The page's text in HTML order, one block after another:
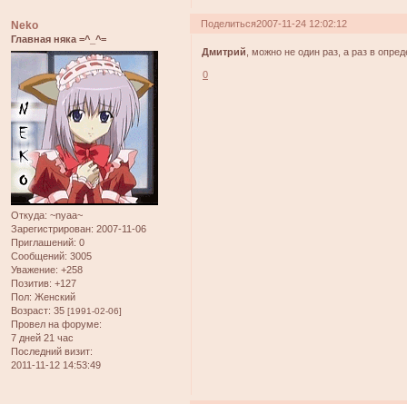
Поделиться2007-11-24 12:02:12
Neko
Главная няка =^_^=
Откуда: ~nyaa~
Зарегистрирован: 2007-11-06
Приглашений: 0
Сообщений: 3005
Уважение: +258
Позитив: +127
Пол: Женский
Возраст: 35 [1991-02-06]
Провел на форуме:
7 дней 21 час
Последний визит:
2011-11-12 14:53:49
Дмитрий , можно не один раз, а раз в
0